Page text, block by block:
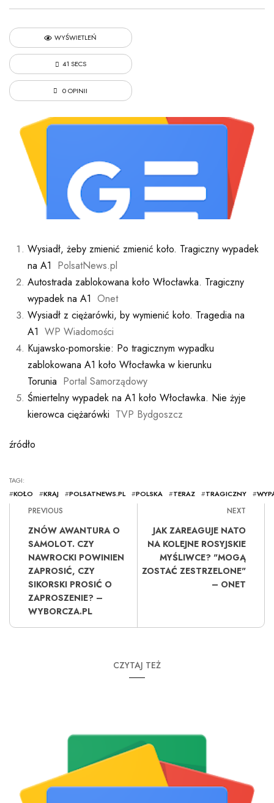
WYŚWIETLEŃ
41 SECS
0 OPINII
Wysiadł, żeby zmienić zmienić koło. Tragiczny wypadek
na A1 PolsatNews.pl
Autostrada zablokowana koło Włocławka. Tragiczny
wypadek na A1 Onet
Wysiadł z ciężarówki, by wymienić koło. Tragedia na
A1 WP Wiadomości
Kujawsko-pomorskie: Po tragicznym wypadku
zablokowana A1 koło Włocławka w kierunku
Torunia Portal Samorządowy
Śmiertelny wypadek na A1 koło Włocławka. Nie żyje
kierowca ciężarówki TVP Bydgoszcz
źródło
TAGI:
#KOŁO #KRAJ #POLSATNEWS.PL #POLSKA #TERAZ #TRAGICZNY #
PREVIOUS
ZNÓW AWANTURA O
SAMOLOT. CZY
NAWROCKI POWINIEN
ZAPROSIĆ, CZY
SIKORSKI PROSIĆ O
ZAPROSZENIE? –
WYBORCZA.PL
NEXT
JAK ZAREAGUJE NATO
NA KOLEJNE ROSYJSKIE
MYŚLIWCE? "MOGĄ
ZOSTAĆ ZESTRZELONE"
– ONET
CZYTAJ TEŻ